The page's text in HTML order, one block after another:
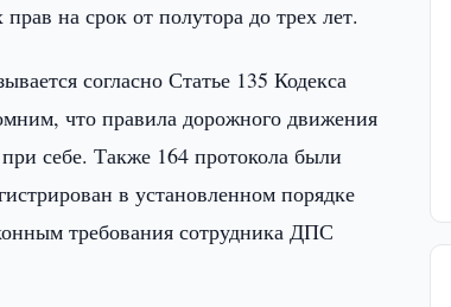
на срок от полутора до трех лет.
согласно Статье 135 Кодекса
что правила дорожного движения
себе. Также 164 протокола были
в установленном порядке
требования сотрудника ДПС